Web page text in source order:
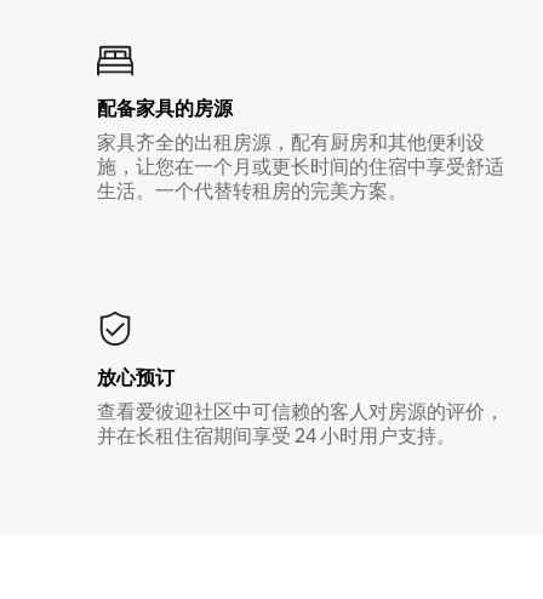
配备家具的房源
家具齐全的出租房源，配有厨房和其他便利设
施，让您在一个月或更长时间的住宿中享受舒适
生活。一个代替转租房的完美方案。
放心预订
查看爱彼迎社区中可信赖的客人对房源的评价，
并在长租住宿期间享受 24 小时用户支持。